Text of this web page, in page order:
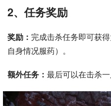
2、任务奖励
奖励： 完成击杀任务即可获
自身情况服药）。
额外任务： 最后可以在击杀一